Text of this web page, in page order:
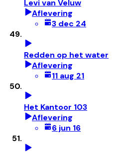
Levi van Veluw
Aflevering
3 dec 24
Redden op het water
Aflevering
11 aug 21
Het Kantoor 103
Aflevering
6 jun 16